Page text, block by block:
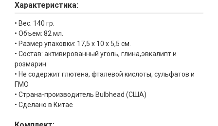
Характеристика:
• Вес: 140 гр.
• Объем: 82 мл.
• Размер упаковки: 17,5 х 10 х 5,5 см.
• Состав: активированный уголь, глина,эвкалипт и
розмарин
• Не содержит глютена, фталевой кислоты, сульфатов и
ГМО
• Страна-производитель Bulbhead (США)
• Сделано в Китае